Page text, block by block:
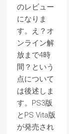
のレビュー
になりま
す。え？オ
ンライン解
放まで4時
間？という
点について
は後述しま
す。PS3版
とPS Vita版
が発売され